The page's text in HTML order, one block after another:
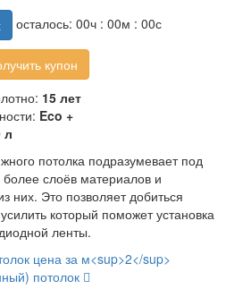
осталось: 00ч : 00м : 00с
купон
15 лет
Eco +
л
потолка подразумевает под
более слоёв материалов и
них. Это позволяет добиться
который поможет установка
ленты.
потолок